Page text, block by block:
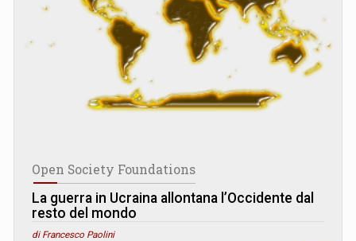
Open Society Foundations
La guerra in Ucraina allontana l’Occidente dal
resto del mondo
di Francesco Paolini